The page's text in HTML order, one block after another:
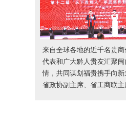
来自全球各地的近千名贵
代表和广大黔人贵友汇聚
情，共同谋划福贵携手向
省政协副主席、省工商联主